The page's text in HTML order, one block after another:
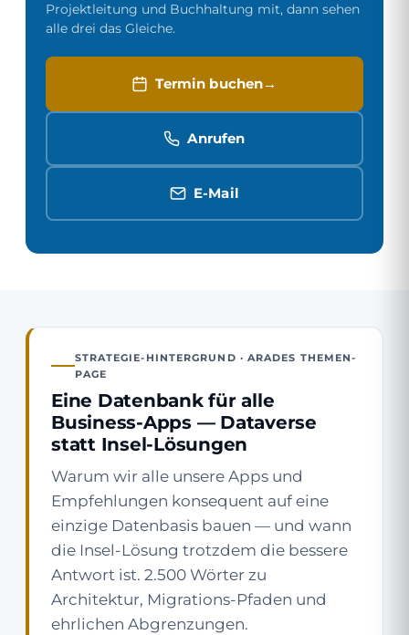
Projekt­leitung und Buchhaltung mit, dann sehen
alle drei das Gleiche.
Termin buchen
Anrufen
E-Mail
STRATEGIE-HINTERGRUND · ARADES THEMEN-
PAGE
Eine Datenbank für alle
Business-Apps — Dataverse
statt Insel-Lösungen
Warum wir alle unsere Apps und
Empfehlungen konsequent auf eine
einzige Datenbasis bauen — und wann
die Insel-Lösung trotzdem die bessere
Antwort ist. 2.500 Wörter zu
Architektur, Migrations-Pfaden und
ehrlichen Abgrenzungen.